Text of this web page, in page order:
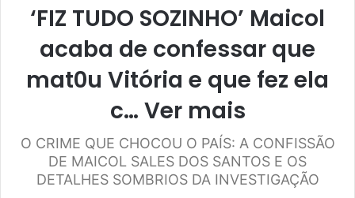
‘FIZ TUDO SOZINHO’ Maicol
acaba de confessar que
mat0u Vitória e que fez ela
c… Ver mais
O CRIME QUE CHOCOU O PAÍS: A CONFISSÃO
DE MAICOL SALES DOS SANTOS E OS
DETALHES SOMBRIOS DA INVESTIGAÇÃO